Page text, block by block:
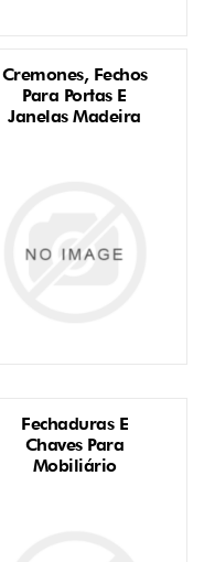
Cremones, Fechos
Para Portas E
Janelas Madeira
Fechaduras E
Chaves Para
Mobiliário